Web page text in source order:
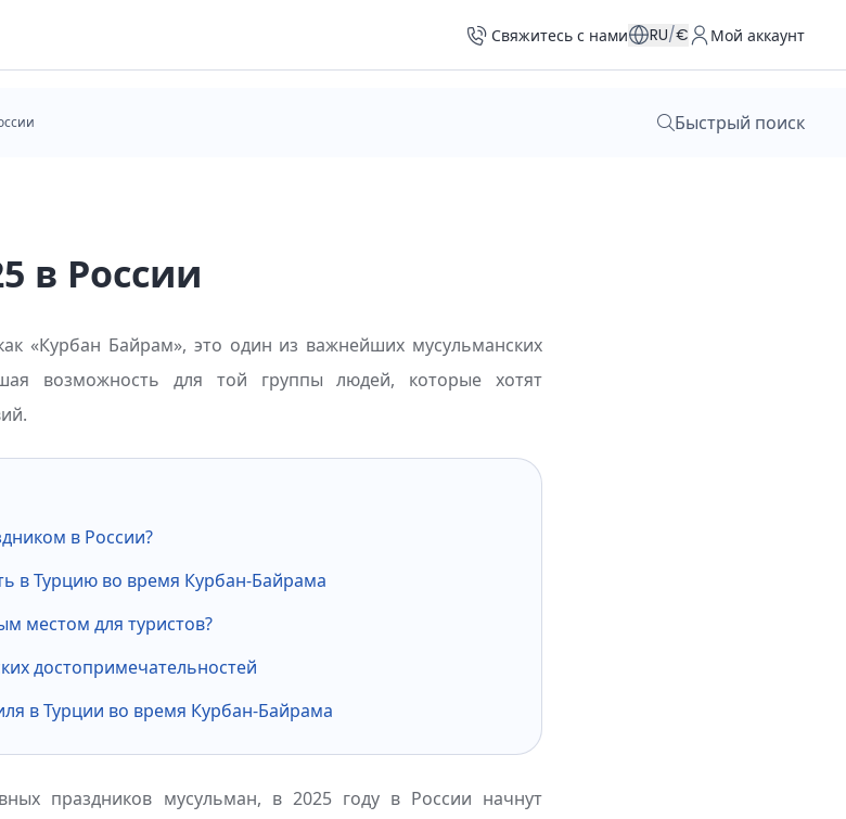
Свяжитесь с нами RU/€ Мой аккаунт
Быстрый поиск
в России
«Курбан Байрам», это один из важнейших мусульманских
возможность для той группы людей, которые хотят
в России?
в Турцию во время Курбан-Байрама
местом для туристов?
достопримечательностей
в Турции во время Курбан-Байрама
праздников мусульман, в 2025 году в России начнут